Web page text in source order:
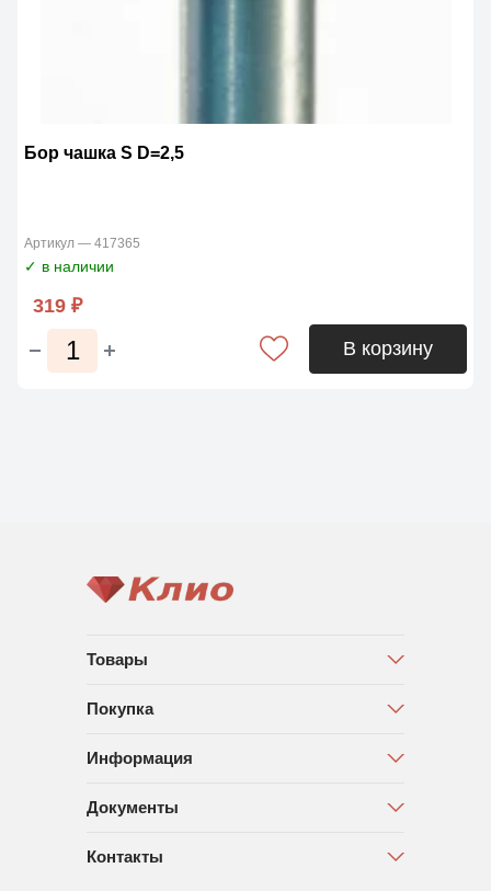
Бор чашка S D=2,5
Артикул — 417365
✓ в наличии
319 ₽
В корзину
Товары
Покупка
Информация
Документы
Контакты